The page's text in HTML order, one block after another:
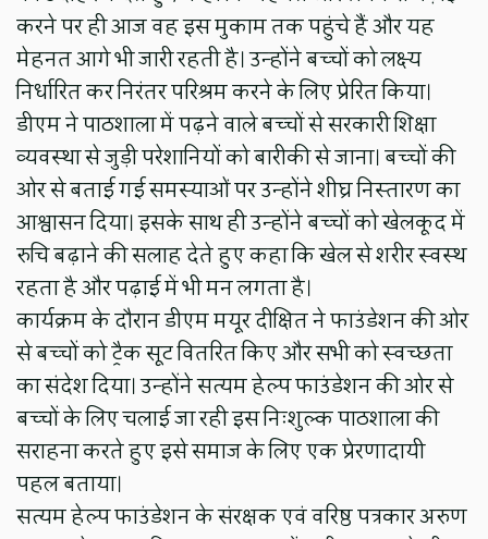
करने पर ही आज वह इस मुकाम तक पहुंचे हैं और यह
मेहनत आगे भी जारी रहती है। उन्होंने बच्चों को लक्ष्य
निर्धारित कर निरंतर परिश्रम करने के लिए प्रेरित किया।
डीएम ने पाठशाला में पढ़ने वाले बच्चों से सरकारी शिक्षा
व्यवस्था से जुड़ी परेशानियों को बारीकी से जाना। बच्चों की
ओर से बताई गई समस्याओं पर उन्होंने शीघ्र निस्तारण का
आश्वासन दिया। इसके साथ ही उन्होंने बच्चों को खेलकूद में
रुचि बढ़ाने की सलाह देते हुए कहा कि खेल से शरीर स्वस्थ
रहता है और पढ़ाई में भी मन लगता है।
कार्यक्रम के दौरान डीएम मयूर दीक्षित ने फाउंडेशन की ओर
से बच्चों को ट्रैक सूट वितरित किए और सभी को स्वच्छता
का संदेश दिया। उन्होंने सत्यम हेल्प फाउंडेशन की ओर से
बच्चों के लिए चलाई जा रही इस निःशुल्क पाठशाला की
सराहना करते हुए इसे समाज के लिए एक प्रेरणादायी
पहल बताया।
सत्यम हेल्प फाउंडेशन के संरक्षक एवं वरिष्ठ पत्रकार अरुण